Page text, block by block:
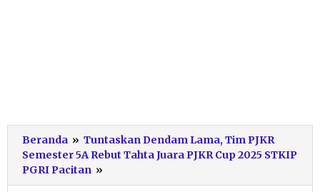
Beranda » Tuntaskan Dendam Lama, Tim PJKR
Semester 5A Rebut Tahta Juara PJKR Cup 2025 STKIP
PGRI Pacitan »
CUP